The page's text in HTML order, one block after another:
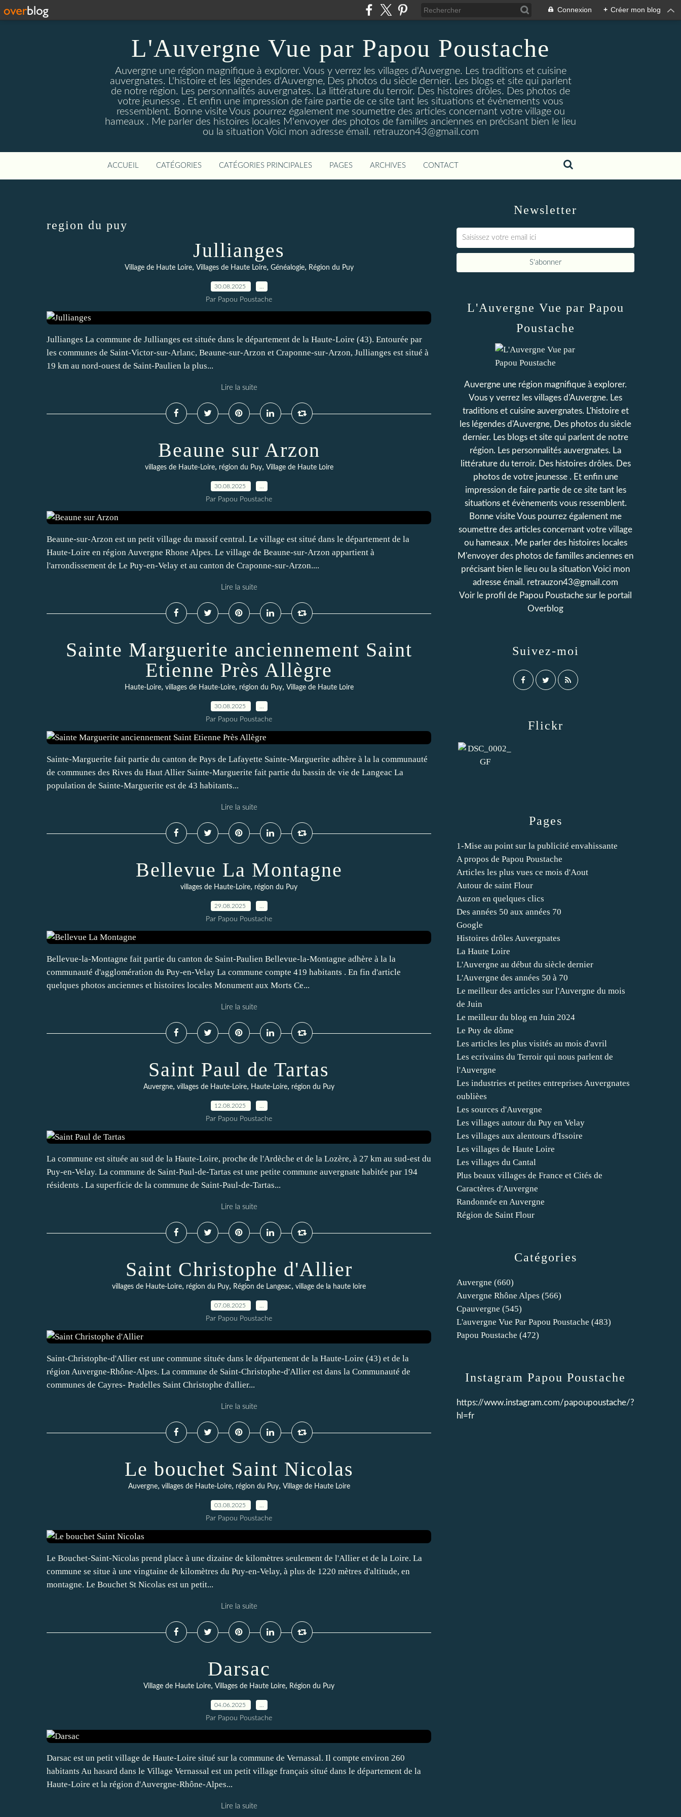
Connexion + Créer mon blog
L'Auvergne Vue par Papou Poustache
Auvergne une région magnifique à explorer. Vous y verrez les villages d'Auvergne. Les traditions et cuisine
auvergnates. L'histoire et les légendes d'Auvergne, Des photos du siècle dernier. Les blogs et site qui parlent
de notre région. Les personnalités auvergnates. La littérature du terroir. Des histoires drôles. Des photos de
votre jeunesse . Et enfin une impression de faire partie de ce site tant les situations et évènements vous
ressemblent. Bonne visite Vous pourrez également me soumettre des articles concernant votre village ou
hameaux . Me parler des histoires locales M'envoyer des photos de familles anciennes en précisant bien le lieu
ou la situation Voici mon adresse émail. retrauzon43@gmail.com
ACCUEIL CATÉGORIES CATÉGORIES PRINCIPALES PAGES ARCHIVES CONTACT
region du puy
Jullianges
Village de Haute Loire, Villages de Haute Loire, Généalogie, Région du Puy
30.08.2025
Par Papou Poustache
Jullianges La commune de Jullianges est située dans le département de la Haute-Loire (43). Entourée par
les communes de Saint-Victor-sur-Arlanc, Beaune-sur-Arzon et Craponne-sur-Arzon, Jullianges est situé à
19 km au nord-ouest de Saint-Paulien la plus...
Lire la suite
Beaune sur Arzon
villages de Haute-Loire, région du Puy, Village de Haute Loire
30.08.2025
Par Papou Poustache
Beaune-sur-Arzon est un petit village du massif central. Le village est situé dans le département de la
Haute-Loire en région Auvergne Rhone Alpes. Le village de Beaune-sur-Arzon appartient à
l'arrondissement de Le Puy-en-Velay et au canton de Craponne-sur-Arzon....
Lire la suite
Sainte Marguerite anciennement Saint
Etienne Près Allègre
Haute-Loire, villages de Haute-Loire, région du Puy, Village de Haute Loire
30.08.2025
Par Papou Poustache
Sainte-Marguerite fait partie du canton de Pays de Lafayette Sainte-Marguerite adhère à la la communauté
de communes des Rives du Haut Allier Sainte-Marguerite fait partie du bassin de vie de Langeac La
population de Sainte-Marguerite est de 43 habitants...
Lire la suite
Bellevue La Montagne
villages de Haute-Loire, région du Puy
29.08.2025
Par Papou Poustache
Bellevue-la-Montagne fait partie du canton de Saint-Paulien Bellevue-la-Montagne adhère à la la
communauté d'agglomération du Puy-en-Velay La commune compte 419 habitants . En fin d'article
quelques photos anciennes et histoires locales Monument aux Morts Ce...
Lire la suite
Saint Paul de Tartas
Auvergne, villages de Haute-Loire, Haute-Loire, région du Puy
12.08.2025
Par Papou Poustache
La commune est située au sud de la Haute-Loire, proche de l'Ardèche et de la Lozère, à 27 km au sud-est du
Puy-en-Velay. La commune de Saint-Paul-de-Tartas est une petite commune auvergnate habitée par 194
résidents . La superficie de la commune de Saint-Paul-de-Tartas...
Lire la suite
Saint Christophe d'Allier
villages de Haute-Loire, région du Puy, Région de Langeac, village de la haute loire
07.08.2025
Par Papou Poustache
Saint-Christophe-d'Allier est une commune située dans le département de la Haute-Loire (43) et de la
région Auvergne-Rhône-Alpes. La commune de Saint-Christophe-d'Allier est dans la Communauté de
communes de Cayres- Pradelles Saint Christophe d'allier...
Lire la suite
Le bouchet Saint Nicolas
Auvergne, villages de Haute-Loire, région du Puy, Village de Haute Loire
03.08.2025
Par Papou Poustache
Le Bouchet-Saint-Nicolas prend place à une dizaine de kilomètres seulement de l'Allier et de la Loire. La
commune se situe à une vingtaine de kilomètres du Puy-en-Velay, à plus de 1220 mètres d'altitude, en
montagne. Le Bouchet St Nicolas est un petit...
Lire la suite
Darsac
Village de Haute Loire, Villages de Haute Loire, Région du Puy
04.06.2025
Par Papou Poustache
Darsac est un petit village de Haute-Loire situé sur la commune de Vernassal. Il compte environ 260
habitants Au hasard dans le Village Vernassal est un petit village français situé dans le département de la
Haute-Loire et la région d'Auvergne-Rhône-Alpes...
Lire la suite
Newsletter
Catégories
Auvergne (660)
Auvergne Rhône Alpes (566)
Cpauvergne (545)
L'auvergne Vue Par Papou Poustache (483)
Papou Poustache (472)
Pages
1-Mise au point sur la publicité envahissante
A propos de Papou Poustache
Articles les plus vues ce mois d'Aout
Autour de saint Flour
Auzon en quelques clics
Des années 50 aux années 70
Google
Histoires drôles Auvergnates
La Haute Loire
L'Auvergne au début du siècle dernier
L'Auvergne des années 50 à 70
Le meilleur des articles sur l'Auvergne du mois
de Juin
Le meilleur du blog en Juin 2024
Le Puy de dôme
Les articles les plus visités au mois d'avril
Les ecrivains du Terroir qui nous parlent de
l'Auvergne
Les industries et petites entreprises Auvergnates
oublièes
Les sources d'Auvergne
Les villages autour du Puy en Velay
Les villages aux alentours d'Issoire
Les villages de Haute Loire
Les villages du Cantal
Plus beaux villages de France et Cités de
Caractères d'Auvergne
Randonnée en Auvergne
Région de Saint Flour
L'Auvergne Vue par Papou
Poustache
Auvergne une région magnifique à explorer.
Vous y verrez les villages d'Auvergne. Les
traditions et cuisine auvergnates. L'histoire et
les légendes d'Auvergne, Des photos du siècle
dernier. Les blogs et site qui parlent de notre
région. Les personnalités auvergnates. La
littérature du terroir. Des histoires drôles. Des
photos de votre jeunesse . Et enfin une
impression de faire partie de ce site tant les
situations et évènements vous ressemblent.
Bonne visite Vous pourrez également me
soumettre des articles concernant votre village
ou hameaux . Me parler des histoires locales
M'envoyer des photos de familles anciennes en
précisant bien le lieu ou la situation Voici mon
adresse émail. retrauzon43@gmail.com
Voir le profil de Papou Poustache sur le portail
Overblog
Suivez-moi
Flickr
Instagram Papou Poustache
https://www.instagram.com/papoupoustache/?
hl=fr